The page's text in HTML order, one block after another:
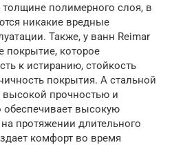
толщине полимерного слоя, в
никакие вредные
Также, у ванн Reimar
покрытие, которое
к истиранию, стойкость
покрытия. А стальной
высокой прочностью и
обеспечивает высокую
протяжении длительного
комфорт во время